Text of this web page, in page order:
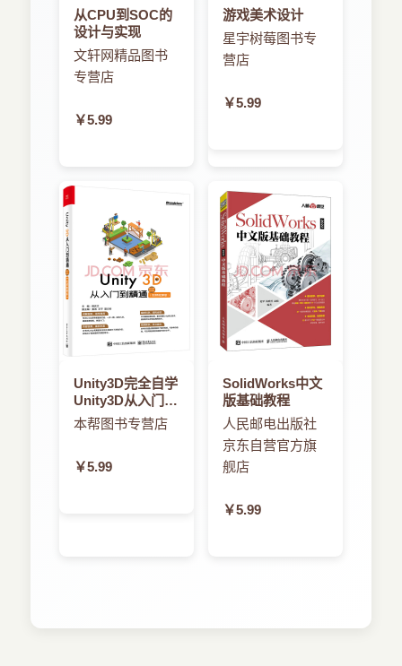
从CPU到SOC的
设计与实现
文轩网精品图书
专营店
￥5.99
游戏美术设计
星宇树莓图书专
营店
￥5.99
Unity3D完全自学
Unity3D从入门到
精通
本帮图书专营店
￥5.99
SolidWorks中文
版基础教程
人民邮电出版社
京东自营官方旗
舰店
￥5.99